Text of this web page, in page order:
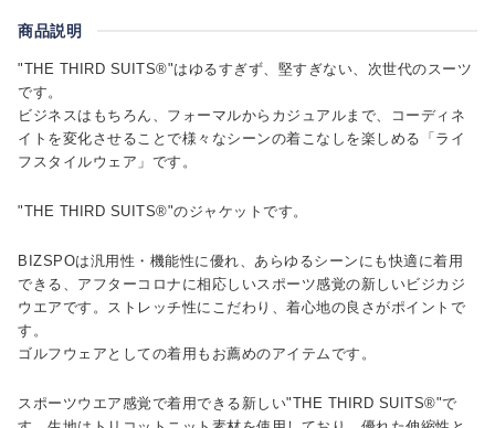
商品説明
"THE THIRD SUITS®"はゆるすぎず、堅すぎない、次世代のスーツ
です。
ビジネスはもちろん、フォーマルからカジュアルまで、コーディネ
イトを変化させることで様々なシーンの着こなしを楽しめる「ライ
フスタイルウェア」です。
"THE THIRD SUITS®"のジャケットです。
BIZSPOは汎用性・機能性に優れ、あらゆるシーンにも快適に着用
できる、アフターコロナに相応しいスポーツ感覚の新しいビジカジ
ウエアです。ストレッチ性にこだわり、着心地の良さがポイントで
す。
ゴルフウェアとしての着用もお薦めのアイテムです。
スポーツウエア感覚で着用できる新しい"THE THIRD SUITS®"で